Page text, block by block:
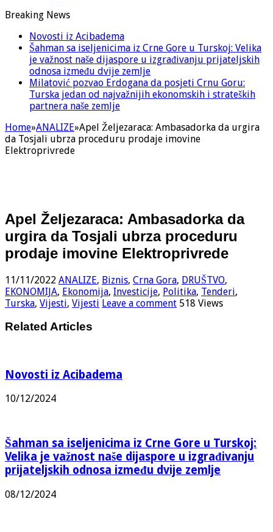
Breaking News
Novosti iz Acibadema
Šahman sa iseljenicima iz Crne Gore u Turskoj: Velika
je važnost naše dijaspore u izgrađivanju prijateljskih
odnosa između dvije zemlje
Milatović pozvao Erdogana da posjeti Crnu Goru:
Turska jedan od najvažnijih ekonomskih i strateških
partnera naše zemlje
Home»ANALIZE»Apel Željezaraca: Ambasadorka da urgira
da Tosjali ubrza proceduru prodaje imovine
Elektroprivrede
Apel Željezaraca: Ambasadorka da
urgira da Tosjali ubrza proceduru
prodaje imovine Elektroprivrede
11/11/2022 ANALIZE, Biznis, Crna Gora, DRUŠTVO,
EKONOMIJA, Ekonomija, Investicije, Politika, Tenderi,
Turska, Vijesti, Vijesti Leave a comment 518 Views
Related Articles
Novosti iz Acibadema
10/12/2024
Šahman sa iseljenicima iz Crne Gore u Turskoj:
Velika je važnost naše dijaspore u izgrađivanju
prijateljskih odnosa između dvije zemlje
08/12/2024